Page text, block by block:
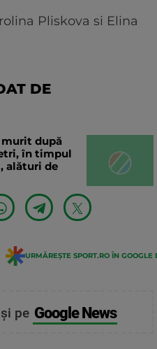
Pliskova si Elina
DE
murit după
în timpul
alături de
URMĂREȘTE SPORT.RO ÎN GOOGLE
pe Google News